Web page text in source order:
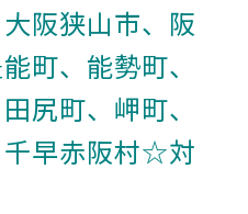
阪狭山市、阪
町、能勢町、
尻町、岬町、
早赤阪村☆対